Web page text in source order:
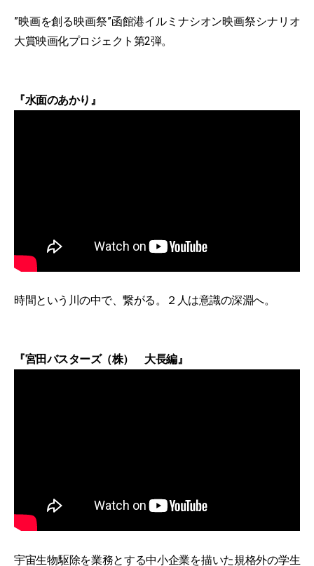
”映画を創る映画祭”函館港イルミナシオン映画祭シナリオ
大賞映画化プロジェクト第2弾。
『水面のあかり』
時間という川の中で、繋がる。２人は意識の深淵へ。
『宮田バスターズ（株） 大長編』
宇宙生物駆除を業務とする中小企業を描いた規格外の学生